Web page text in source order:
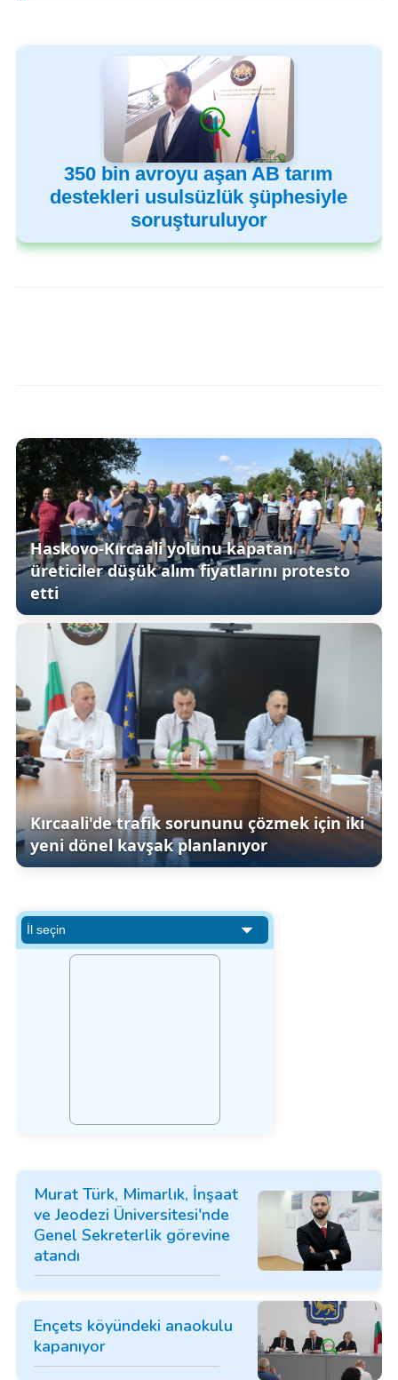
350 bin avroyu aşan AB tarım
destekleri usulsüzlük şüphesiyle
soruşturuluyor
Haskovo-Kırcaali yolunu kapatan
üreticiler düşük alım fiyatlarını protesto
etti
Kırcaali'de trafik sorununu çözmek için iki
yeni dönel kavşak planlanıyor
Murat Türk, Mimarlık, İnşaat
ve Jeodezi Üniversitesi'nde
Genel Sekreterlik görevine
atandı
Ençets köyündeki anaokulu
kapanıyor